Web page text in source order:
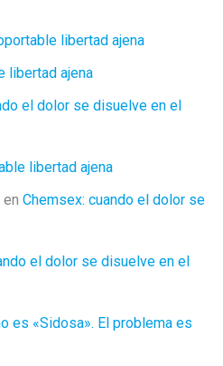
libertad ajena
libertad ajena
el dolor se disuelve en el
libertad ajena
en Chemsex: cuando el dolor se
el dolor se disuelve en el
es «Sidosa». El problema es